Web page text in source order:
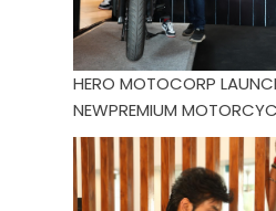
HERO MOTOCORP
NEWPREMIUM